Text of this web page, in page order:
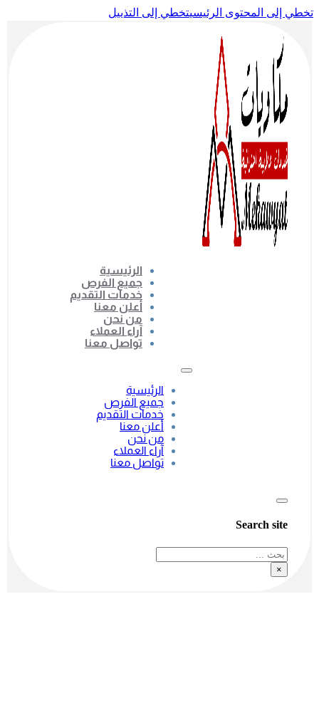
إلى المحتوى الرئيسيتخطي إلى التذييل
الرئيسية
جميع الفرص
خدمات التقديم
أعلن معنا
من نحن
آراء العملاء
تواصل معنا
الرئيسية
جميع الفرص
خدمات التقديم
أعلن معنا
من نحن
آراء العملاء
تواصل معنا
Search site
بحث